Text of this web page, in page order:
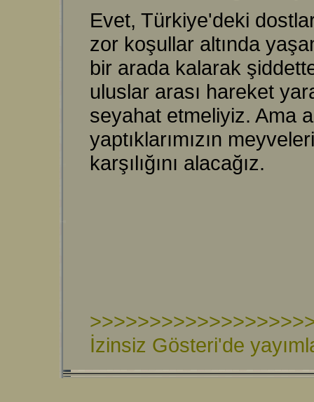
Evet, Türkiye'deki
zor koşullar altında
bir arada kalarak
uluslar arası hareket
seyahat etmeliyiz. Ama
yaptıklarımızın
karşılığını alacağız.
İzinsiz Gösteri'de